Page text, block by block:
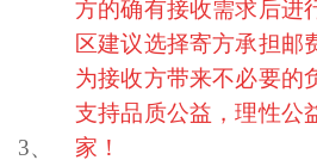
3、
方的确有接收需求后进
区建议选择寄方承担邮
为接收方带来不必要的
支持品质公益，理性公
家！